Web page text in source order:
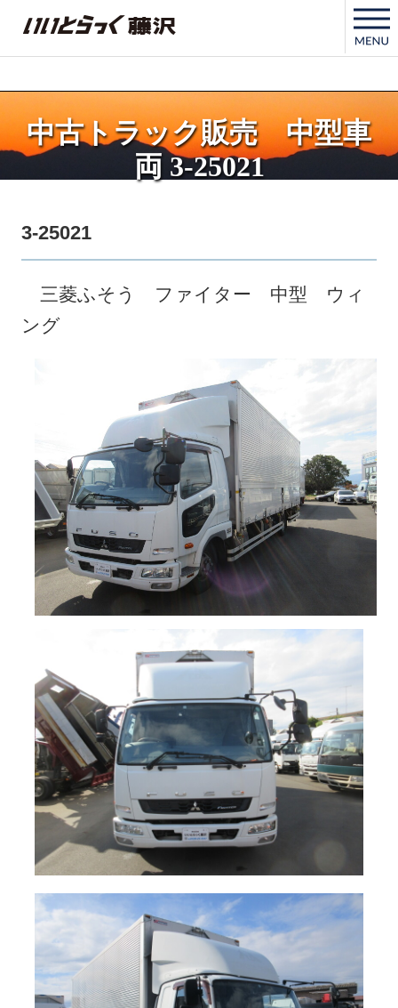
いいとらっく藤沢
中古トラック販売 中型車
両 3-25021
3-25021
三菱ふそう ファイター 中型 ウィ
ング